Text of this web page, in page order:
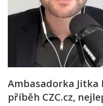
Ambasadorka Jitka
příběh CZC.cz,